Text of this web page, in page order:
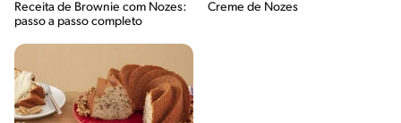
Receita de Brownie com Nozes:
passo a passo completo
Creme de Nozes